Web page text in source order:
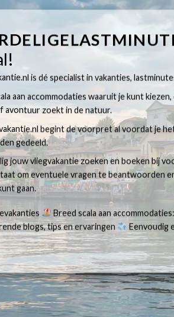
is dé specialist in vakanties,
aan accommodaties waaruit je kunt
zoekt in de natuur.
begint de voorpret al voordat je
gedeeld.
jouw vliegvakantie zoeken en boeken bij
om eventuele vragen te beantwoorden
gaan.
Breed scala aan
blogs, tips en ervaringen
Eenvoudig